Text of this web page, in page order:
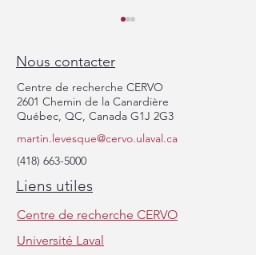
Félicitations à Laura pour avoir
remporté la Bourse pour
stagiaires Étoiles montantes
Brain Canada !
Nous contacter
Centre de recherche CERVO
2601 Chemin de la Canardière
Québec, QC, Canada G1J 2G3
martin.levesque@cervo.ulaval.ca
(418) 663-5000
Liens utiles
Centre de recherche CERVO
Université Laval